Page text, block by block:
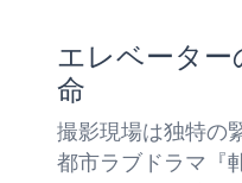
エレベータ
命
撮影現場は独特の
都市ラブドラマ『